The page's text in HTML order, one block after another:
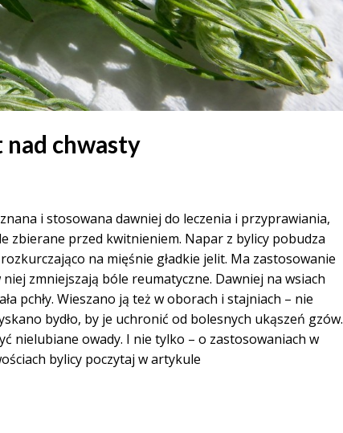
nad chwasty
i stosowana dawniej do leczenia i przyprawiania,
zbierane przed kwitnieniem. Napar z bylicy pobudza
na mięśnie gładkie jelit. Ma zastosowanie
zmniejszają bóle reumatyczne. Dawniej na wsiach
pchły. Wieszano ją też w oborach i stajniach – nie
bydło, by je uchronić od bolesnych ukąszeń gzów.
nielubiane owady. I nie tylko – o zastosowaniach w
bylicy poczytaj w artykule